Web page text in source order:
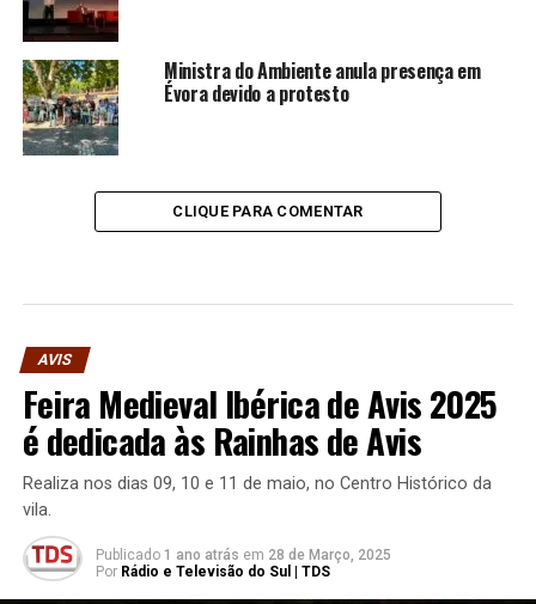
Ministra do Ambiente anula presença em
Évora devido a protesto
CLIQUE PARA COMENTAR
AVIS
Feira Medieval Ibérica de Avis 2025
é dedicada às Rainhas de Avis
Realiza nos dias 09, 10 e 11 de maio, no Centro Histórico da
vila.
Publicado 1 ano atrás em 28 de Março, 2025
Por Rádio e Televisão do Sul | TDS